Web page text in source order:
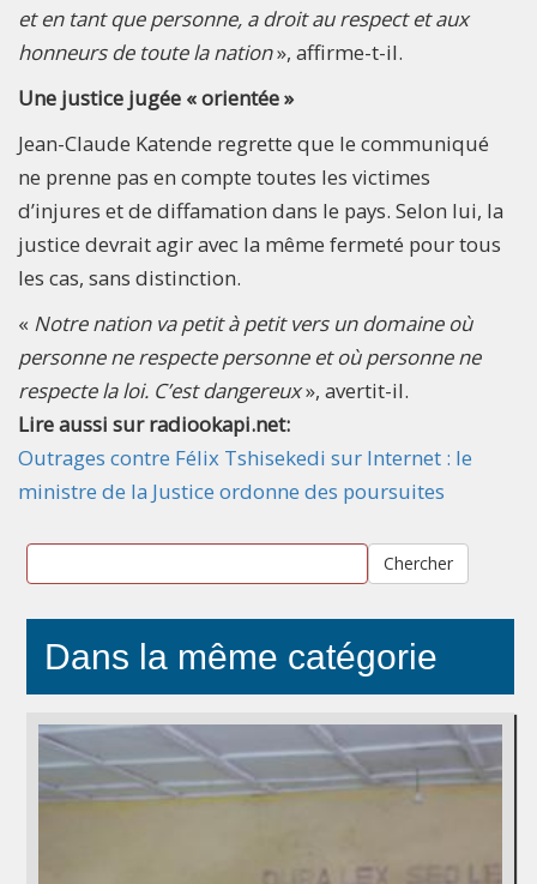
et en tant que personne, a droit au respect et aux
honneurs de toute la nation», affirme-t-il.
Une justice jugée « orientée »
Jean-Claude Katende regrette que le communiqué
ne prenne pas en compte toutes les victimes
d’injures et de diffamation dans le pays. Selon lui, la
justice devrait agir avec la même fermeté pour tous
les cas, sans distinction.
« Notre nation va petit à petit vers un domaine où
personne ne respecte personne et où personne ne
respecte la loi. C’est dangereux», avertit-il.
Lire aussi sur radiookapi.net:
Outrages contre Félix Tshisekedi sur Internet : le
ministre de la Justice ordonne des poursuites
Chercher
Dans la même catégorie